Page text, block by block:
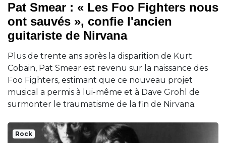
Pat Smear : « Les Foo Fighters nous
ont sauvés », confie l'ancien
guitariste de Nirvana
Plus de trente ans après la disparition de Kurt
Cobain, Pat Smear est revenu sur la naissance des
Foo Fighters, estimant que ce nouveau projet
musical a permis à lui-même et à Dave Grohl de
surmonter le traumatisme de la fin de Nirvana.
Rock